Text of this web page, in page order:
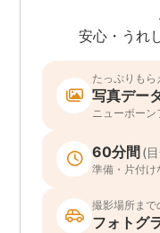
安心・うれ
たっぷりもら
写真デー
ニューボー
60分間 (
準備・片付け
撮影場所まで
フォトグ